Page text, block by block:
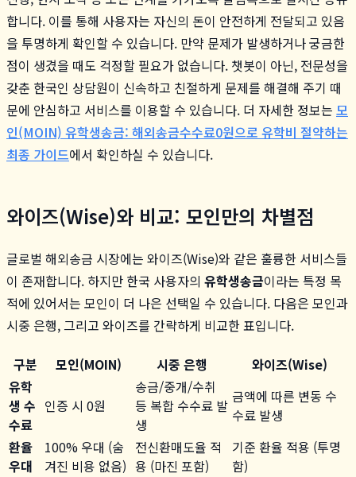
합니다. 이를 통해 사용자는 자신의 돈이 안전하게 전달되고 있음
을 투명하게 확인할 수 있습니다. 만약 문제가 발생하거나 궁금한
점이 생겼을 때도 걱정할 필요가 없습니다. 챗봇이 아닌, 전문성을
갖춘 한국인 상담원이 신속하고 친절하게 문제를 해결해 주기 때
문에 안심하고 서비스를 이용할 수 있습니다. 더 자세한 정보는 모
인(MOIN) 유학생송금: 해외송금수수료0원으로 유학비 절약하는
최종 가이드에서 확인하실 수 있습니다.
와이즈(Wise)와 비교: 모인만의 차별점
글로벌 해외송금 시장에는 와이즈(Wise)와 같은 훌륭한 서비스들
이 존재합니다. 하지만 한국 사용자의 유학생송금이라는 특정 목
적에 있어서는 모인이 더 나은 선택일 수 있습니다. 다음은 모인과
시중 은행, 그리고 와이즈를 간략하게 비교한 표입니다.
구분 모인(MOIN) 시중 은행
와이즈(Wise)
유학
생 수
수료
인증 시 0원
송금/중개/수취
등 복합 수수료 발
생
금액에 따른 변동 수
수료 발생
환율
우대
100% 우대 (숨
겨진 비용 없음)
전신환매도율 적
용 (마진 포함)
기준 환율 적용 (투명
함)